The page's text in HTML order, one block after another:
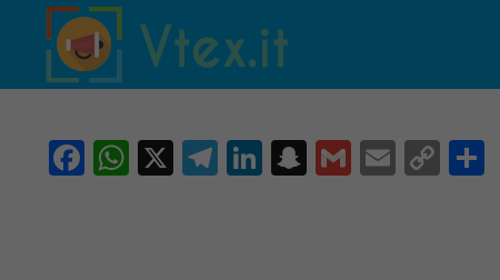
Skip to main content
Facebook
WhatsApp
X Telegram
LinkedIn
Snapchat
GmailEmail
Copy